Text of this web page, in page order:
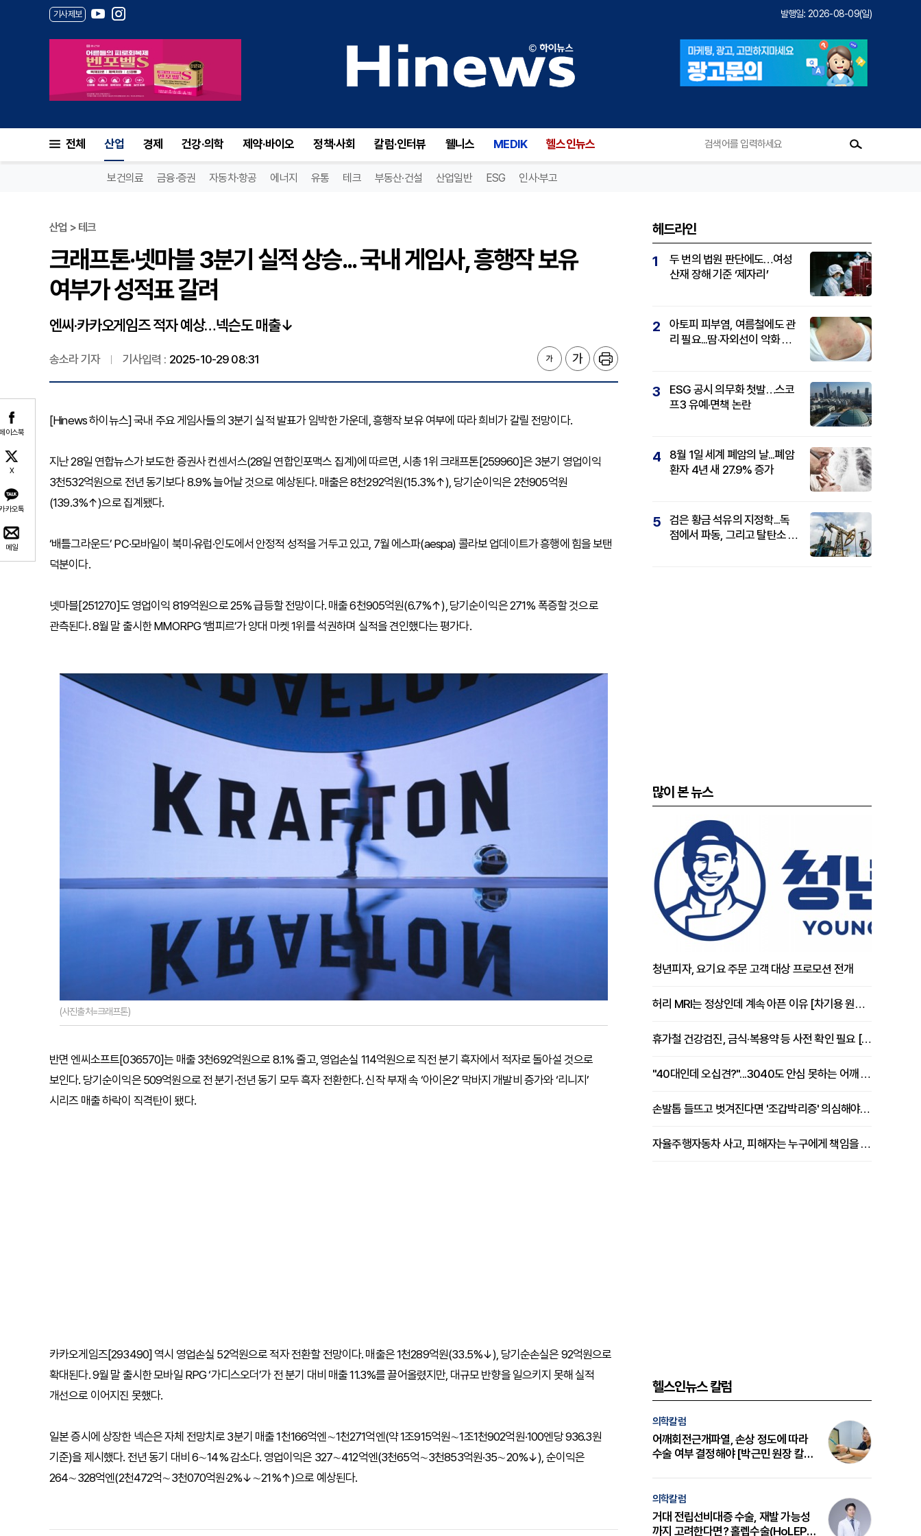
기사제보 발행일: 2026-08-09(일)
전체 산업 경제 건강·의학 제약·바이오 정책·사회 칼럼·인터뷰 웰니스 MEDIK 헬스인뉴스
보건의료 금융·증권 자동차·항공 에너지 유통 테크 부동산·건설 산업일반 ESG 인사·부고
이스북
X
카오톡
메일
산업 > 테크
크래프톤·넷마블 3분기 실적 상승... 국내 게임사, 흥행작 보유
여부가 성적표 갈려
엔씨·카카오게임즈 적자 예상…넥슨도 매출↓
송소라 기자 기사입력 : 2025-10-29 08:31
[Hinews 하이뉴스] 국내 주요 게임사들의 3분기 실적 발표가 임박한 가운데, 흥행작 보유 여부에 따라 희비가 갈릴 전망이다.
지난 28일 연합뉴스가 보도한 증권사 컨센서스(28일 연합인포맥스 집계)에 따르면, 시총 1위 크래프톤[259960]은 3분기 영업이익
3천532억원으로 전년 동기보다 8.9% 늘어날 것으로 예상된다. 매출은 8천292억원(15.3%↑), 당기순이익은 2천905억원
(139.3%↑)으로 집계됐다.
‘배틀그라운드’ PC·모바일이 북미·유럽·인도에서 안정적 성적을 거두고 있고, 7월 에스파(aespa) 콜라보 업데이트가 흥행에 힘을 보탠
덕분이다.
넷마블[251270]도 영업이익 819억원으로 25% 급등할 전망이다. 매출 6천905억원(6.7%↑), 당기순이익은 271% 폭증할 것으로
관측된다. 8월 말 출시한 MMORPG ‘뱀피르’가 양대 마켓 1위를 석권하며 실적을 견인했다는 평가다.
(사진출처=크래프톤)
반면 엔씨소프트[036570]는 매출 3천692억원으로 8.1% 줄고, 영업손실 114억원으로 직전 분기 흑자에서 적자로 돌아설 것으로
보인다. 당기순이익은 509억원으로 전 분기·전년 동기 모두 흑자 전환한다. 신작 부재 속 ‘아이온2’ 막바지 개발비 증가와 ‘리니지’
시리즈 매출 하락이 직격탄이 됐다.
카카오게임즈[293490] 역시 영업손실 52억원으로 적자 전환할 전망이다. 매출은 1천289억원(33.5%↓), 당기순손실은 92억원으로
확대된다. 9월 말 출시한 모바일 RPG ‘가디스오더’가 전 분기 대비 매출 11.3%를 끌어올렸지만, 대규모 반향을 일으키지 못해 실적
개선으로 이어지진 못했다.
일본 증시에 상장한 넥슨은 자체 전망치로 3분기 매출 1천166억엔∼1천271억엔(약 1조915억원∼1조1천902억원·100엔당 936.3원
기준)을 제시했다. 전년 동기 대비 6∼14% 감소다. 영업이익은 327∼412억엔(3천65억∼3천853억원·35∼20%↓), 순이익은
264∼328억엔(2천472억∼3천070억원·2%↓∼21%↑)으로 예상된다.
헤드라인
1
두 번의 법원 판단에도…여성
산재 장해 기준 ‘제자리’
2
아토피 피부염, 여름철에도 관
리 필요...땀·자외선이 악화 요
3
ESG 공시 의무화 첫발…스코
프3 유예·면책 논란
4
8월 1일 세계 폐암의 날...폐암
환자 4년 새 27.9% 증가
5
검은 황금 석유의 지정학...독
점에서 파동, 그리고 탈탄소 패
많이 본 뉴스
청년피자, 요기요 주문 고객 대상 프로모션 전개
허리 MRI는 정상인데 계속 아픈 이유 [차기용 원장 칼럼]
휴가철 건강검진, 금식·복용약 등 사전 확인 필요 [정도감 원장 칼럼]
"40대인데 오십견?"...3040도 안심 못하는 어깨 유착성 관절낭염
손발톱 들뜨고 벗겨진다면 '조갑박리증' 의심해야 [김철윤 원장 칼럼]
자율주행자동차 사고, 피해자는 누구에게 책임을 물을 수 있을까
헬스인뉴스 칼럼
의학칼럼
어깨회전근개파열, 손상 정도에 따라
수술 여부 결정해야 [박근민 원장 칼
의학칼럼
거대 전립선비대증 수술, 재발 가능성
까지 고려한다면? 홀렙수술(HoLEP)